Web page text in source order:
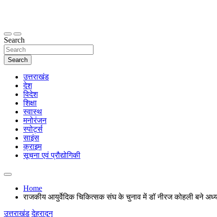
thetoptennews.com
Search
Search
उत्तराखंड
देश
विदेश
शिक्षा
स्वास्थ
मनोरंजन
स्पोर्ट्स
साइंस
क्राइम
सूचना एवं प्रौद्योगिकी
Home
राजकीय आयुर्वेदिक चिकित्सक संघ के चुनाव में डॉ नीरज कोहली बने
उत्तराखंड देहरादून